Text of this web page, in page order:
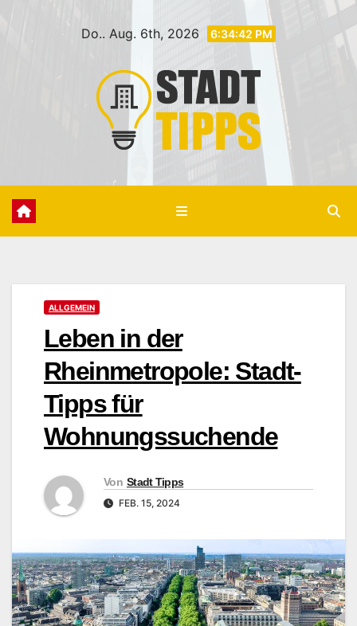
Do.. Aug. 6th, 2026 6:34:43 PM
ALLGEMEIN
Leben in der
Rheinmetropole: Stadt-
Tipps für
Wohnungssuchende
Von Stadt Tipps
FEB. 15, 2024